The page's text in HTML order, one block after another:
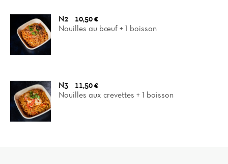
N2
10,50 €
Nouilles au bœuf + 1 boisson
N3
11,50 €
Nouilles aux crevettes + 1 boisson